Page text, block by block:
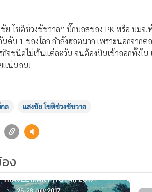
ย โชติช่วงชัชวาล” บิ๊กบอสของ PK หรือ บมจ
ดับ 1 ของโลก กำลังฮอตมาก เพราะนอกจากต
กิจชนิดไม่เว้นแต่ละวัน จนต้องบินเข้าออกทั้งใน
แน่นอน!
ล แสงชัย โชติช่วงชัชวาล
ง